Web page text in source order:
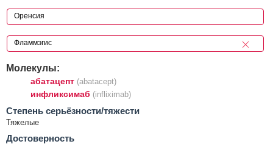
Молекулы:
абатацепт (abatacept)
инфликсимаб (infliximab)
Cтепень серьёзности/тяжести
Тяжелые
Достоверность